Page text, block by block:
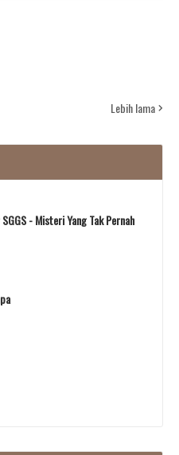
Lebih lama
- Misteri Yang Tak Pernah